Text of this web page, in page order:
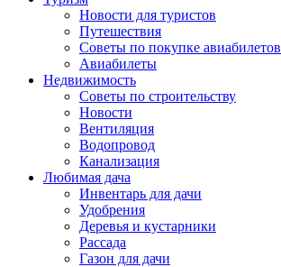
Новости для туристов
Путешествия
Советы по покупке авиабилетов
Авиабилеты
Недвижимость
Советы по строительству
Новости
Вентиляция
Водопровод
Канализация
Любимая дача
Инвентарь для дачи
Удобрения
Деревья и кустарники
Рассада
Газон для дачи